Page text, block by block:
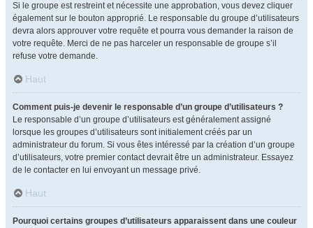
Si le groupe est restreint et nécessite une approbation, vous devez cliquer
également sur le bouton approprié. Le responsable du groupe d’utilisateurs
devra alors approuver votre requête et pourra vous demander la raison de
votre requête. Merci de ne pas harceler un responsable de groupe s’il
refuse votre demande.
Haut
Comment puis-je devenir le responsable d’un groupe d’utilisateurs ?
Le responsable d’un groupe d’utilisateurs est généralement assigné
lorsque les groupes d’utilisateurs sont initialement créés par un
administrateur du forum. Si vous êtes intéressé par la création d’un groupe
d’utilisateurs, votre premier contact devrait être un administrateur. Essayez
de le contacter en lui envoyant un message privé.
Haut
Pourquoi certains groupes d’utilisateurs apparaissent dans une couleur